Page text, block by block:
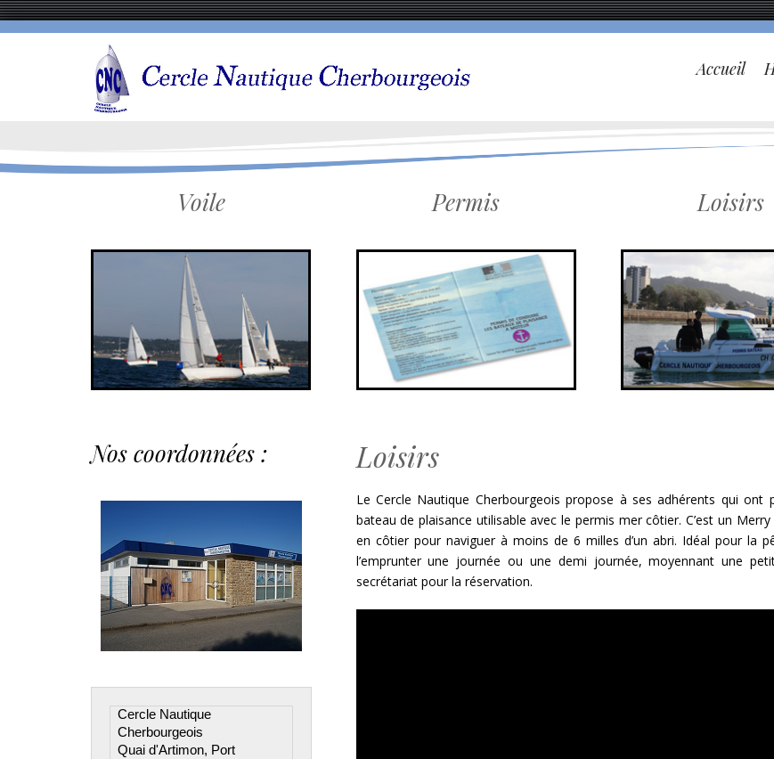
Accueil
Voile Permis Loisirs
Loisirs
Le Cercle Nautique Cherbourgeois propose à ses adhérents qui
bateau de plaisance utilisable avec le permis mer côtier. C’est un
en côtier pour naviguer à moins de 6 milles d’un abri. Idéal pour la
l’emprunter une journée ou une demi journée, moyennant une
secrétariat pour la réservation.
Nos coordonnées :
Cercle Nautique
Cherbourgeois
Quai d'Artimon, Port